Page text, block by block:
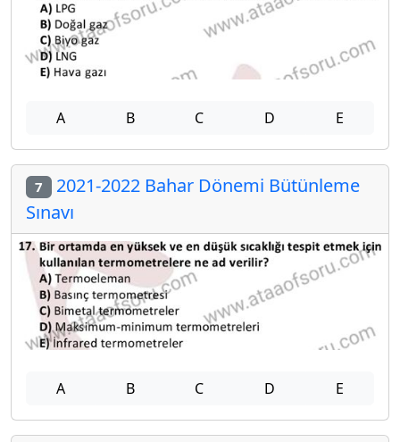
A B C D E
7 2021-2022 Bahar Dönemi Bütünleme
Sınavı
A B C D E